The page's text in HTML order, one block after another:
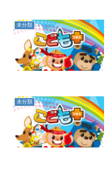
未分類
未分類